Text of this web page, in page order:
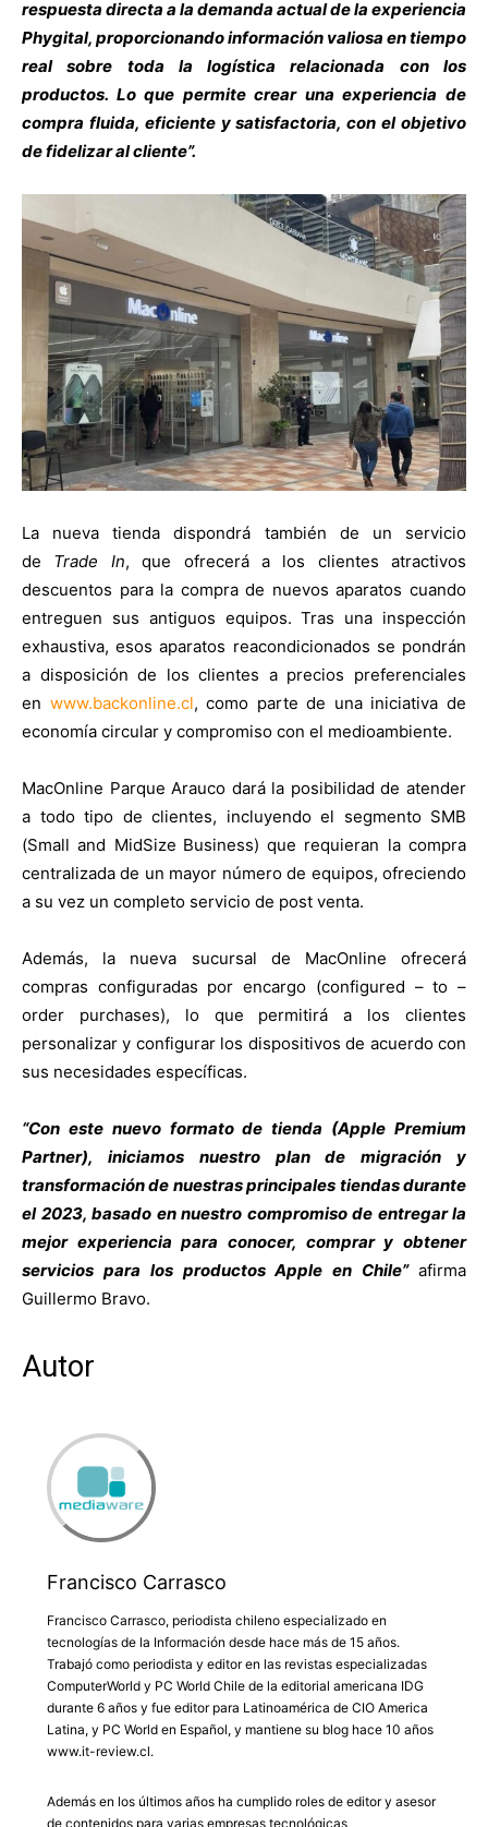
respuesta directa a la demanda actual de la experiencia
Phygital, proporcionando información valiosa en tiempo
real sobre toda la logística relacionada con los
productos. Lo que permite crear una experiencia de
compra fluida, eficiente y satisfactoria, con el objetivo
de fidelizar al cliente”.
La nueva tienda dispondrá también de un servicio
de Trade In, que ofrecerá a los clientes atractivos
descuentos para la compra de nuevos aparatos cuando
entreguen sus antiguos equipos. Tras una inspección
exhaustiva, esos aparatos reacondicionados se pondrán
a disposición de los clientes a precios preferenciales
en www.backonline.cl, como parte de una iniciativa de
economía circular y compromiso con el medioambiente.
MacOnline Parque Arauco dará la posibilidad de atender
a todo tipo de clientes, incluyendo el segmento SMB
(Small and MidSize Business) que requieran la compra
centralizada de un mayor número de equipos, ofreciendo
a su vez un completo servicio de post venta.
Además, la nueva sucursal de MacOnline ofrecerá
compras configuradas por encargo (configured – to –
order purchases), lo que permitirá a los clientes
personalizar y configurar los dispositivos de acuerdo con
sus necesidades específicas.
“Con este nuevo formato de tienda (Apple Premium
Partner), iniciamos nuestro plan de migración y
transformación de nuestras principales tiendas durante
el 2023, basado en nuestro compromiso de entregar la
mejor experiencia para conocer, comprar y obtener
servicios para los productos Apple en Chile” afirma
Guillermo Bravo.
Autor
Francisco Carrasco
Francisco Carrasco, periodista chileno especializado en
tecnologías de la Información desde hace más de 15 años.
Trabajó como periodista y editor en las revistas especializadas
ComputerWorld y PC World Chile de la editorial americana IDG
durante 6 años y fue editor para Latinoamérica de CIO America
Latina, y PC World en Español, y mantiene su blog hace 10 años
www.it-review.cl.
Además en los últimos años ha cumplido roles de editor y asesor
de contenidos para varias empresas tecnológicas